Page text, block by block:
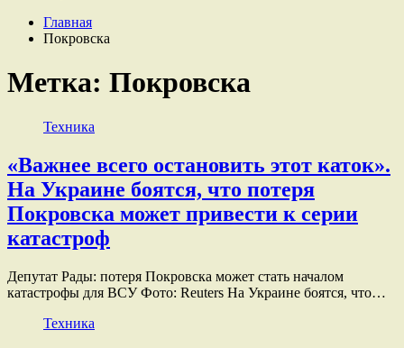
Главная
Покровска
Метка: Покровска
Техника
«Важнее всего остановить этот каток».
На Украине боятся, что потеря
Покровска может привести к серии
катастроф
Депутат Рады: потеря Покровска может стать началом
катастрофы для ВСУ Фото: Reuters На Украине боятся, что…
Техника